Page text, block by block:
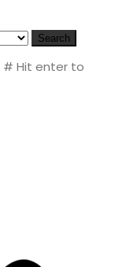
Search
# Hit enter to